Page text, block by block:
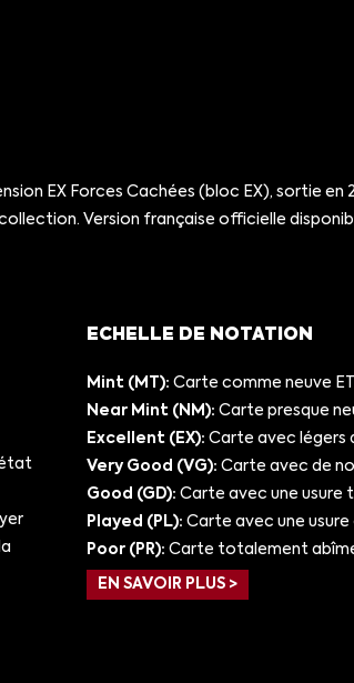
EX Forces Cachées (bloc EX), sortie
Version française officielle
ECHELLE DE NOTATION
Mint (MT): Carte comme neuve
Near Mint (NM): Carte presque
Excellent (EX): Carte avec légers
Very Good (VG): Carte avec de
Good (GD): Carte avec une usure
Played (PL): Carte avec une
Poor (PR): Carte totalement
EN SAVOIR PLUS >